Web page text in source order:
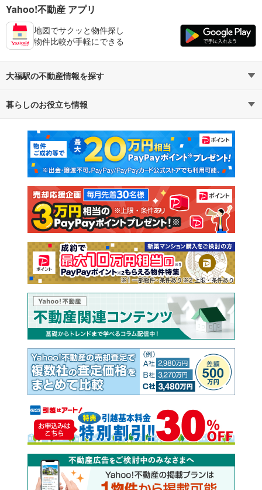
Yahoo!不動産 アプリ
地図でサクッと物件探し
物件比較が手軽にできる
大福駅の不動産情報を探す
不動産・住宅
新築マンション 中古マンション
新築一戸建て 中古一戸建て
注文住宅 土地
売却査定
暮らしのお役立ち情報
マンションカタログ 教えて！住まいの先生